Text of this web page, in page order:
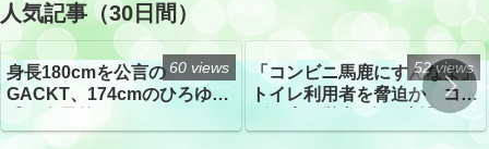
人気記事（30日間）
身長180cmを公言の
GACKT、174cmのひろゆき
トざわつき イベントでの写
60 views
「コンビニ馬鹿にすんなよ」
トイレ利用者を脅迫か コン
52 views